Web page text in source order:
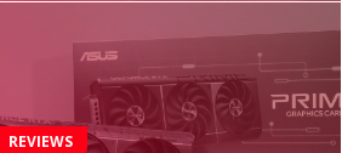
REVIEWS